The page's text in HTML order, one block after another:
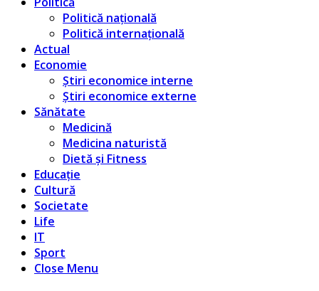
Politică națională
Politică internațională
Actual
Economie
Știri economice interne
Știri economice externe
Sănătate
Medicină
Medicina naturistă
Dietă și Fitness
Educație
Cultură
Societate
Life
IT
Sport
Close Menu